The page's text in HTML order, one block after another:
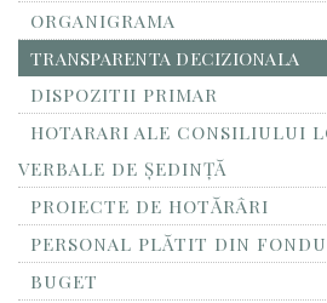
ORGANIGRAMA
TRANSPARENTA DECIZIONALA
DISPOZITII PRIMAR
HOTARARI ALE CONSILIULUI
VERBALE DE ȘEDINȚĂ
PROIECTE DE HOTĂRÂRI
PERSONAL PLĂTIT DIN
BUGET